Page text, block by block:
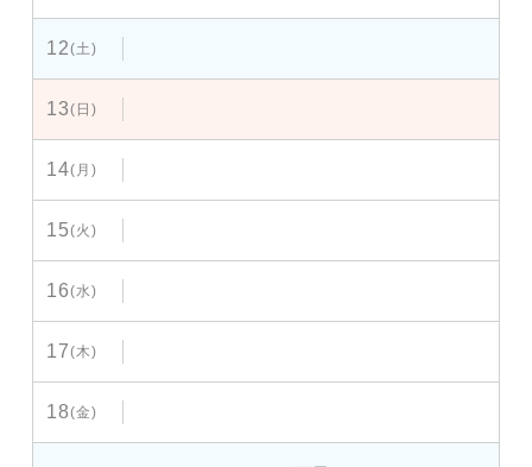
12(土)
13(日)
14(月)
15(火)
16(水)
17(木)
18(金)